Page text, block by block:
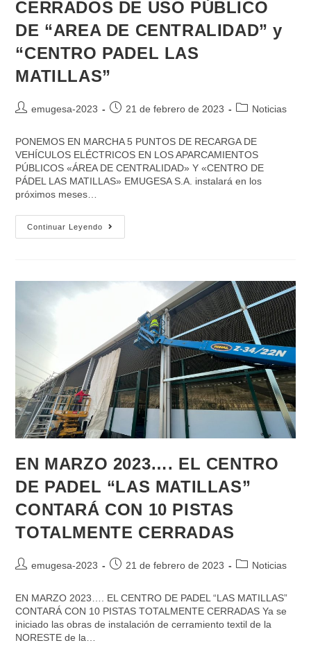
CERRADOS DE USO PÚBLICO
DE “AREA DE CENTRALIDAD” y
“CENTRO PADEL LAS
MATILLAS”
emugesa-2023 21 de febrero de 2023 Noticias
PONEMOS EN MARCHA 5 PUNTOS DE RECARGA DE
VEHÍCULOS ELÉCTRICOS EN LOS APARCAMIENTOS
PÚBLICOS «ÁREA DE CENTRALIDAD» Y «CENTRO DE
PÁDEL LAS MATILLAS» EMUGESA S.A. instalará en los
próximos meses…
Continuar Leyendo
EN MARZO 2023…. EL CENTRO
DE PADEL “LAS MATILLAS”
CONTARÁ CON 10 PISTAS
TOTALMENTE CERRADAS
emugesa-2023 21 de febrero de 2023 Noticias
EN MARZO 2023…. EL CENTRO DE PADEL “LAS MATILLAS”
CONTARÁ CON 10 PISTAS TOTALMENTE CERRADAS Ya se
iniciado las obras de instalación de cerramiento textil de la
NORESTE de la…